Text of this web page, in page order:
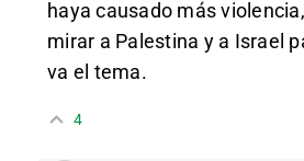
haya causado más
mirar a Palestina y a Israel
va el tema.
4